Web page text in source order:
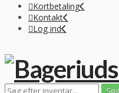
Kortbetaling
Kontakt
Log ind